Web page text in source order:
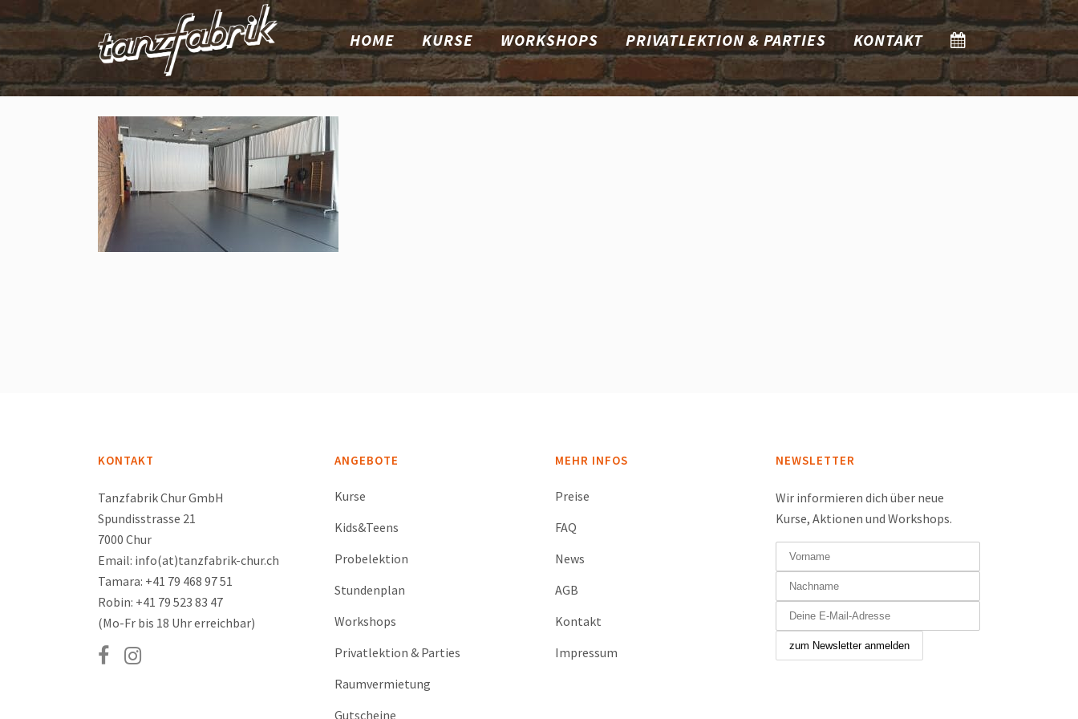
HOME KURSE WORKSHOPS PRIVATLEKTION & PARTIES KONTAKT
KONTAKT
Tanzfabrik Chur GmbH
Spundisstrasse 21
7000 Chur
Email: info(at)tanzfabrik-chur.ch
Tamara: +41 79 468 97 51
Robin: +41 79 523 83 47
(Mo-Fr bis 18 Uhr erreichbar)
ANGEBOTE
Kurse
Kids&Teens
Probelektion
Stundenplan
Workshops
Privatlektion & Parties
Raumvermietung
Gutscheine
MEHR INFOS
Preise
FAQ
News
AGB
Kontakt
Impressum
NEWSLETTER
Wir informieren dich über neue
Kurse, Aktionen und Workshops.